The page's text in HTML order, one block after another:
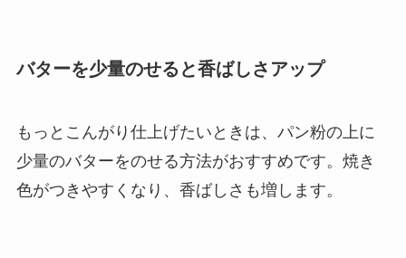
バターを少量のせると香ばしさアップ
もっとこんがり仕上げたいときは、パン粉の上に
少量のバターをのせる方法がおすすめです。焼き
色がつきやすくなり、香ばしさも増します。